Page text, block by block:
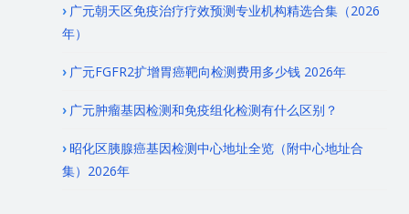
广元朝天区免疫治疗疗效预测专业机构精选合集（2026
年）
广元FGFR2扩增胃癌靶向检测费用多少钱 2026年
广元肿瘤基因检测和免疫组化检测有什么区别？
昭化区胰腺癌基因检测中心地址全览（附中心地址合
集）2026年